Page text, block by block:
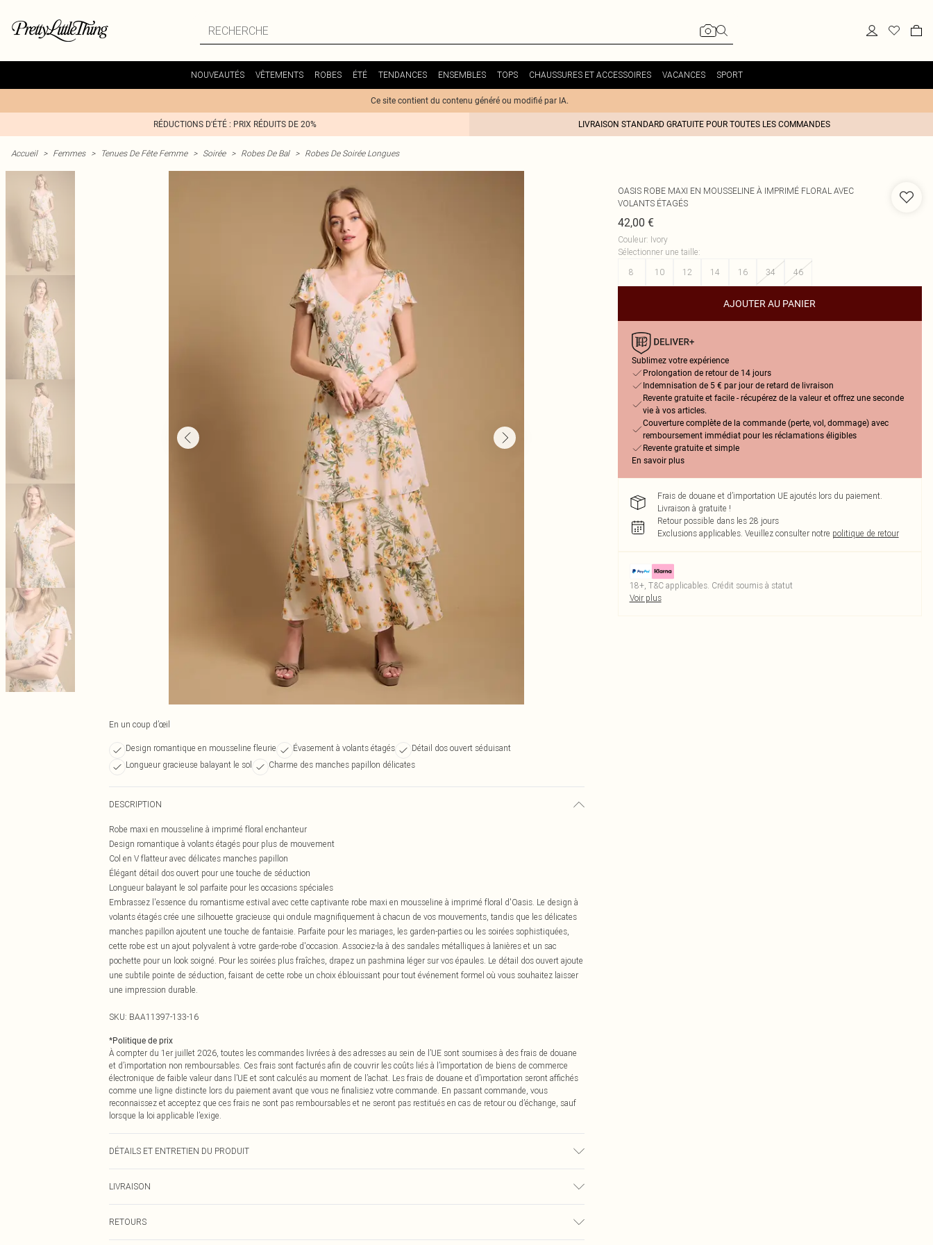
NOUVEAUTÉS VÊTEMENTS ROBES ÉTÉ TENDANCES ENSEMBLES TOPS CHAUSSURES ET ACCESSOIRES VACANCES SPORT
Ce site contient du contenu généré ou modifié par IA.
RÉDUCTIONS D'ÉTÉ : PRIX RÉDUITS DE 20% LIVRAISON STANDARD GRATUITE POUR TOUTES LES COMMANDES
Accueil > Femmes > Tenues De Fête Femme > Soirée > Robes De Bal > Robes De Soirée Longues
En un coup d’œil
Design romantique en mousseline fleurie Évasement à volants étagés
Détail dos ouvert séduisant
Longueur gracieuse balayant le sol
Charme des manches papillon délicates
DESCRIPTION
Robe maxi en mousseline à imprimé floral enchanteur
Design romantique à volants étagés pour plus de mouvement
Col en V flatteur avec délicates manches papillon
Élégant détail dos ouvert pour une touche de séduction
Longueur balayant le sol parfaite pour les occasions spéciales
Embrassez l'essence du romantisme estival avec cette captivante robe maxi en mousseline à imprimé floral d'Oasis. Le design à
volants étagés crée une silhouette gracieuse qui ondule magnifiquement à chacun de vos mouvements, tandis que les délicates
manches papillon ajoutent une touche de fantaisie. Parfaite pour les mariages, les garden-parties ou les soirées sophistiquées,
cette robe est un ajout polyvalent à votre garde-robe d'occasion. Associez-la à des sandales métalliques à lanières et un sac
pochette pour un look soigné. Pour les soirées plus fraîches, drapez un pashmina léger sur vos épaules. Le détail dos ouvert ajoute
une subtile pointe de séduction, faisant de cette robe un choix éblouissant pour tout événement formel où vous souhaitez laisser
une impression durable.
SKU: BAA11397-133-16
*Politique de prix
À compter du 1er juillet 2026, toutes les commandes livrées à des adresses au sein de l’UE sont soumises à des frais de douane
et d’importation non remboursables. Ces frais sont facturés afin de couvrir les coûts liés à l’importation de biens de commerce
électronique de faible valeur dans l’UE et sont calculés au moment de l’achat. Les frais de douane et d’importation seront affichés
comme une ligne distincte lors du paiement avant que vous ne finalisiez votre commande. En passant commande, vous
reconnaissez et acceptez que ces frais ne sont pas remboursables et ne seront pas restitués en cas de retour ou d’échange, sauf
lorsque la loi applicable l’exige.
DÉTAILS ET ENTRETIEN DU PRODUIT
LIVRAISON
RETOURS
OASIS ROBE MAXI EN MOUSSELINE À IMPRIMÉ FLORAL AVEC
VOLANTS ÉTAGÉS
42,00 €
Couleur: Ivory
Sélectionner une taille:
8
10 12 14 16 34 46
AJOUTER AU PANIER
Sublimez votre expérience
Prolongation de retour de 14 jours
Indemnisation de 5 € par jour de retard de livraison
Revente gratuite et facile - récupérez de la valeur et offrez une seconde
vie à vos articles.
Couverture complète de la commande (perte, vol, dommage) avec
remboursement immédiat pour les réclamations éligibles
Revente gratuite et simple
En savoir plus
Frais de douane et d’importation UE ajoutés lors du paiement.
Livraison à gratuite !
Retour possible dans les 28 jours
Exclusions applicables. Veuillez consulter notre politique de retour
18+, T&C applicables. Crédit soumis à statut
Voir plus